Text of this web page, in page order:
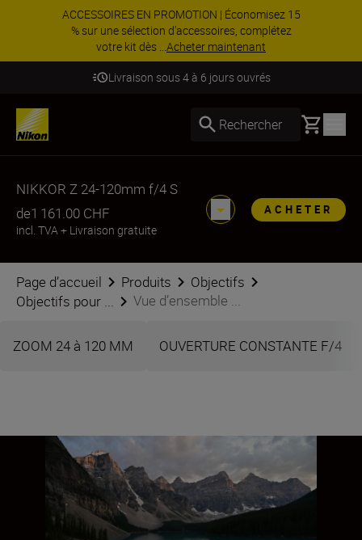
ACCESSOIRES EN PROMOTION | Économisez 15
% sur une sélection d’accessoires, complétez
votre kit dès ...Acheter maintenant
Livraison sous 4 à 6 jours ouvrés
Rechercher Basket
NIKKOR Z 24-120mm f/4 S
de1 161.00 CHF
incl. TVA+ Livraison gratuite
ACHETER
Page d’accueil Produits
Objectifs
Objectifs pour ...
Vue d’ensemble ...
ZOOM 24 à 120 MM OUVERTURE CONSTANTE F/4